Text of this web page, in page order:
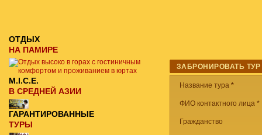
ЗАБРОНИРОВАТЬ ТУР
Название тура *
ФИО контактного лица *
Гражданство
ОТДЫХ
НА ПАМИРЕ
M.I.C.E.
В СРЕДНЕЙ АЗИИ
ГАРАНТИРОВАННЫЕ
ТУРЫ